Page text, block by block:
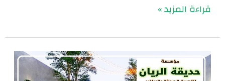
قراءة المزيد »
تصميم
حدائق